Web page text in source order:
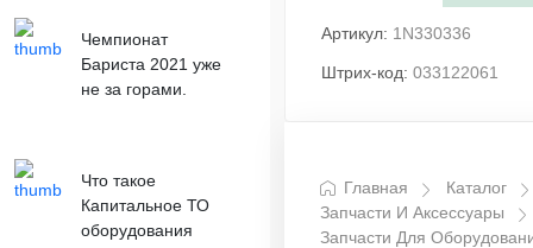
Чемпионат
Бариста 2021 уже
не за горами.
Что такое
Капитальное ТО
оборудования
Артикул: 1N330336
Штрих-код: 033122061
Главная
Каталог
Запчасти И Аксессуары
Запчасти Для